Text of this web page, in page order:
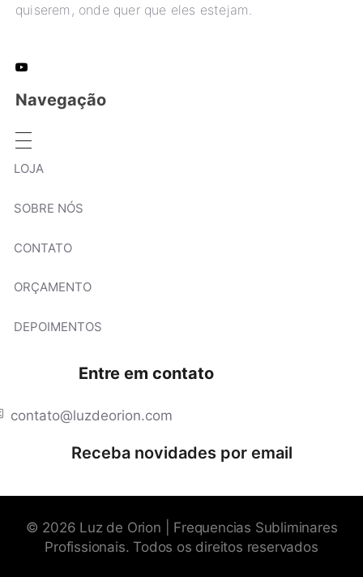
quiserem, onde quer que eles estejam.
Navegação
LOJA
SOBRE NÓS
CONTATO
ORÇAMENTO
DEPOIMENTOS
Entre em contato
contato@luzdeorion.com
Receba novidades por email
© 2026 Luz de Orion | Frequencias Subliminares
Profissionais. Todos os direitos reservados